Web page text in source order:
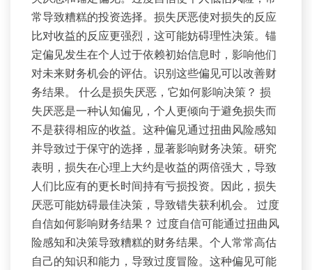
常导致糟糕的投资选择。损失厌恶使对损失的反应
比对收益的反应更强烈，这可能妨碍理性决策。锚
定偏见发生在个人过于依赖初始信息时，影响他们
对未来财务机会的评估。识别这些偏见可以改善财
务结果。 什么是损失厌恶，它如何影响决策？ 损
失厌恶是一种认知偏见，个人更倾向于避免损失而
不是获得相应的收益。这种偏见通过扭曲风险感知
并导致过于保守的选择，显著影响财务决策。研究
表明，损失在心理上大约是收益的两倍强大，导致
人们比应有的更长时间持有亏损投资。因此，损失
厌恶可能妨碍最佳决策，导致错失获利机会。 过度
自信如何影响财务结果？ 过度自信可能通过扭曲风
险感知和决策导致糟糕的财务结果。个人常常高估
自己的知识和能力，导致过度冒险。这种偏见可能